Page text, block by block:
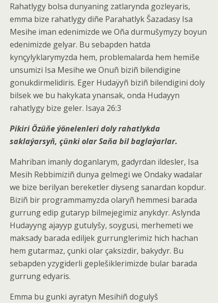
Rahatlygy bolsa dunyaning zatlarynda gozleyaris,
emma bize rahatlygy diñe Parahatlyk Šazadasy Isa
Mesihe iman edenimizde we Oña durmušymyzy boyun
edenimizde gelyar. Bu sebapden hatda
kynçylyklarymyzda hem, problemalarda hem hemiše
unsumizi Isa Mesihe we Onuñ biziñ bilendigine
gonukdirmelidiris. Eger Hudaÿyñ biziñ bilendigini doly
bilsek we bu hakykata ynansak, onda Hudayyn
rahatlygy bize geler. Isaya 26:3
Pikiri Özüňe ýönelenleri doly rahatlykda
saklaýarsyň, çünki olar Saňa bil baglaýarlar.
Mahriban imanly doganlarym, gadyrdan ildesler, Isa
Mesih Rebbimiziñ dunya gelmegi we Ondaky wadalar
we bize berilyan bereketler diyseng sanardan kopdur.
Biziñ bir programmamyzda olaryñ hemmesi barada
gurrung edip gutaryp bilmejegimiz anykdyr. Aslynda
Hudayyng ajayyp gutulyšy, soygusi, merhemeti we
maksady barada ediljek gurrunglerimiz hich hachan
hem gutarmaz, çunki olar çaksizdir, bakydyr. Bu
sebapden yzygiderli geplešiklerimizde bular barada
gurrung edyaris.
Emma bu gunki ayratyn Mesihiñ dogulyš